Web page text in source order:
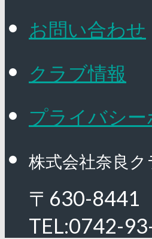
お問い合わせ
クラブ情報
プライバシ
株式会社奈良
〒630-
TEL:0742-